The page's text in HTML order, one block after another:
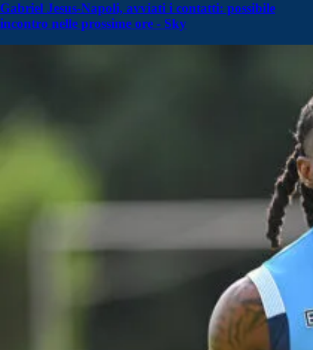
Gabriel Jesus-Napoli, avviati i contatti: possibile
incontro nelle prossime ore - Sky